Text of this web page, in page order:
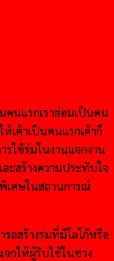
คนแรกเราย่อมเป็นคน
เค้าเป็นคนแรกเค้าก็
ใช้ร่มในงานแจกงาน
ะสร้างความประทับใจ
เศษในสถานการณ์
ถสร้างร่มที่มีโลโก้หรือ
ให้ผู้รับใช้ในช่วง